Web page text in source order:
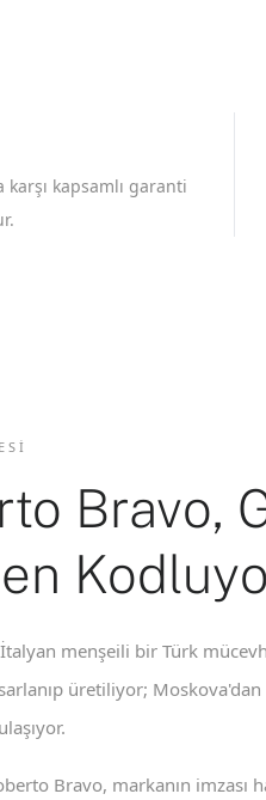
kapsamlı garanti
Bravo,
menşeili bir Türk
üretiliyor;
Bravo, markanın imzası